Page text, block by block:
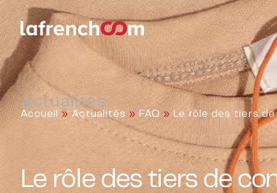
Actualités
Accueil » Actualités»FAQ» Le rôle des tiers
Le rôle des tiers de